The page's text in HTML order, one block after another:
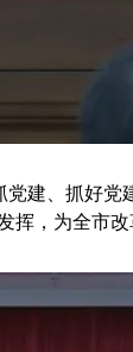
建、抓好党
，为全市改